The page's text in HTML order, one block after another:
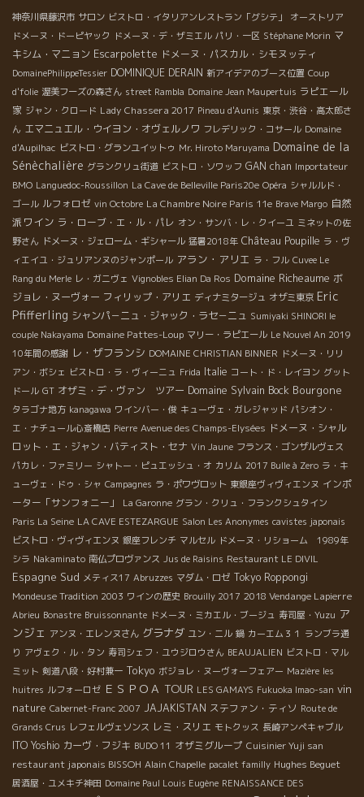
お茶に興味がある。 何と私の中学の同級生である小柳君の会社の
お茶を発見。 中学時代、私は剣道部の部長、小柳君は副部長で剣
を一緒に交えた仲間だった。 嬉しいかぎり。 醤油やお酢だけでも
これだけの種類が並んでいる。 それぞれの食品、調味料の高
品質ものが多く、選択の楽しみがある。 フランスに持って帰りた
い食材が多い。 幾つか購入。 こんな商品が揃ているお店なら こん
な商品を買いにくるお客さんなら 自然派ワイン、本物ワインがピ
タリとくる。 .私の個人的な驚き。 静岡の出身の私はやはりお茶に
興味がある。 何と私の中学の同級生である小柳君の会社のお茶を
発見。 中学時代、私は剣道部の部長、小柳君は副部長で剣を一緒
に交えた仲間だった。嬉しいかぎり。
神奈川県藤沢市 サロン ビストロ・イタリアンレストラン「グシテ」
オーストリア
ドメーヌ・ドーピヤック ドメーヌ・デ・ザミエル パリ・一区 Stéphane Morin マ
キシム・マニョン Escarpolette ドメーヌ・パスカル・シモヌッティ
DomainePhilippeTessier DOMINIQUE DERAIN 新アイデアのブース位置 Coup
d'folie 渥美フーズの森さん street Rambla Domaine Jean Maupertuis ラピエール
家 ジャン・クロード Lady Chassera 2017 Pineau d'Aunis 東京・渋谷・高太郎さ
ん エマニュエル・ウイヨン・オヴェルノワ フレデリック・コサール Domaine
d'Aupilhac ビストロ・グランユイットゥ Mr. Hiroto Maruyama Domaine de la
Sénèchalière グランクリュ街道 ビストロ・ソワッフ GAN chan Importateur
BMO Languedoc-Roussillon La Cave de Belleville Paris20e Opéra シャルルド・
ゴール ルフォロゼ vin Octobre La Chambre Noire Paris 11e Brave Margo 自然
派ワイン ラ・ローブ・エ・ル・パレ オン・サンバ・レ・クイーユ ミネットの佐
野さん ドメーヌ・ジェローム・ギシャール 猛暑2018年 Château Poupille ラ・ヴ
ィエイユ・ジュリアンヌのジャンポール アラン・アリエ ラ・フル Cuvee Le
Rang du Merle レ・ガニヴェ Vignobles Elian Da Ros Domaine Richeaume ボ
ジョレ・ヌーヴォー フィリップ・アリエ ディナミタージュ オザミ東京 Eric
Pfifferling シャンパ－ニュ・ジャック・ラセ－ニュ Sumiyaki SHINORI le
couple Nakayama Domaine Pattes-Loup マリー・ラピエール Le Nouvel An 2019
10年間の感謝 レ・ザフランシ DOMAINE CHRISTIAN BINNER ドメーヌ・リリ
アン・ボシェ ビストロ・ラ・ヴィーニュ Frida Italie コート・ド・レイヨン グット
ドール GT オザミ・デ・ヴァン ツアー Domaine Sylvain Bock Bourgone
タラゴナ地方 kanagawa ワインバー・俊 キューヴェ・ガレジャッド パシオン・
エ・ナチュール心斎橋店 Pierre Avenue des Champs-Elysées ドメーヌ・シャル
ロット・エ・ジャン・バティスト・セナ Vin Jaune フランス・ゴンザルヴェス
パカレ・ファミリー シャトー・ピュエッシュ・オ カリム 2017 Bulle à Zero ラ・キ
ューヴェ・ドゥ・シャ Campagnes ラ・ポワヴロット 東銀座ヴィヴィエンヌ インポ
ーター「サンフォニー」
La Garonne グラン・クリュ・フランクシュタイン
Paris La Seine LA CAVE ESTEZARGUE Salon Les Anonymes cavistes japonais
ビストロ・ヴィヴィエンヌ 銀座フレンチ マルセル ドメーヌ・リショーム 1989年
シラ Nakaminato 南仏プロヴァンス Jus de Raisins Restaurant LE DIVIL
Espagne Sud メティス17 Abruzzes マダム・ロゼ Tokyo Roppongi
Mondeuse Tradition 2003 ワインの歴史 Brouilly 2017 2018 Vendange Lapierre
Abrieu Bonastre Bruissonnante ドメーヌ・ミカエル・ブージュ 寿司屋・Yuzu ア
ンジェ アンヌ・エレンヌさん グラナダ ユン・ニル 鍋 カーエム３１ ランブラ通
り アヴェク・ル・タン 寿司シェフ・ユウジロウさん BEAUJALIEN ビストロ・マル
ミット 剣道八段・好村兼一 Tokyo ボジョレ・ヌーヴォーフェアー Mazière les
huitres ルフォーロゼ ＥＳＰＯＡ TOUR LES GAMAYS Fukuoka Imao-san vin
nature Cabernet-Franc 2007 JAJAKISTAN ステファン・ティソ Route de
Grands Crus レフェルヴェソンス レミ・スリエ モトクッス 長崎アンペキャブル
ITO Yoshio カーヴ・フジキ BUDO 11 オザミグループ Cuisinier Yuji san
restaurant japonais BISSOH Alain Chapelle pacalet familly Hughes Beguet
居酒屋・ユメキチ神田 Domaine Paul Louis Eugène RENAISSANCE DES